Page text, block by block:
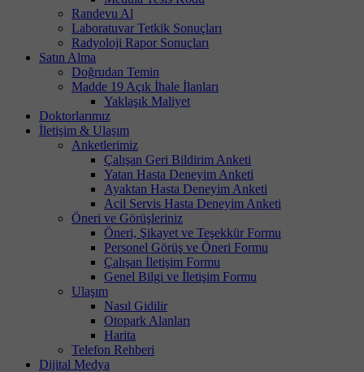
Randevu Al
Laboratuvar Tetkik Sonuçları
Radyoloji Rapor Sonuçları
Satın Alma
Doğrudan Temin
Madde 19 Açık İhale İlanları
Yaklaşık Maliyet
Doktorlarımız
İletişim & Ulaşım
Anketlerimiz
Çalışan Geri Bildirim Anketi
Yatan Hasta Deneyim Anketi
Ayaktan Hasta Deneyim Anketi
Acil Servis Hasta Deneyim Anketi
Öneri ve Görüşleriniz
Öneri, Şikayet ve Teşekkür Formu
Personel Görüş ve Öneri Formu
Çalışan İletişim Formu
Genel Bilgi ve İletişim Formu
Ulaşım
Nasıl Gidilir
Otopark Alanları
Harita
Telefon Rehberi
Dijital Medya